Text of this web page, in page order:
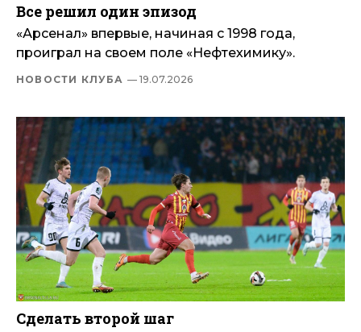
Все решил один эпизод
«Арсенал» впервые, начиная с 1998 года,
проиграл на своем поле «Нефтехимику».
НОВОСТИ КЛУБА — 19.07.2026
Сделать второй шаг